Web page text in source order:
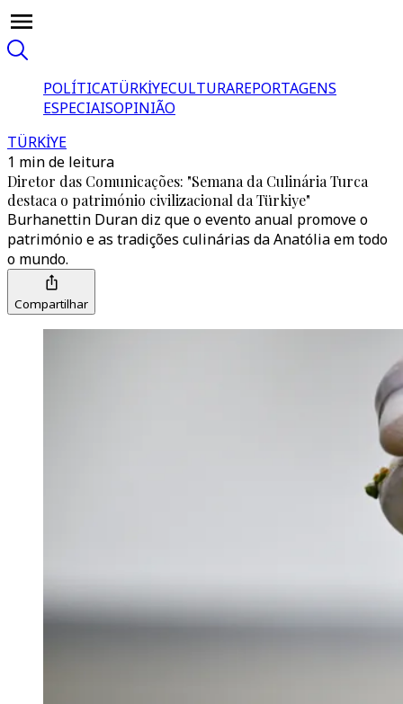
POLÍTICATÜRKİYECULTURAREPORTAGENS
ESPECIAISOPINIÃO
TÜRKİYE
1 min de leitura
Diretor das Comunicações: "Semana da Culinária Turca
destaca o património civilizacional da Türkiye"
Burhanettin Duran diz que o evento anual promove o
património e as tradições culinárias da Anatólia em todo
o mundo.
Compartilhar